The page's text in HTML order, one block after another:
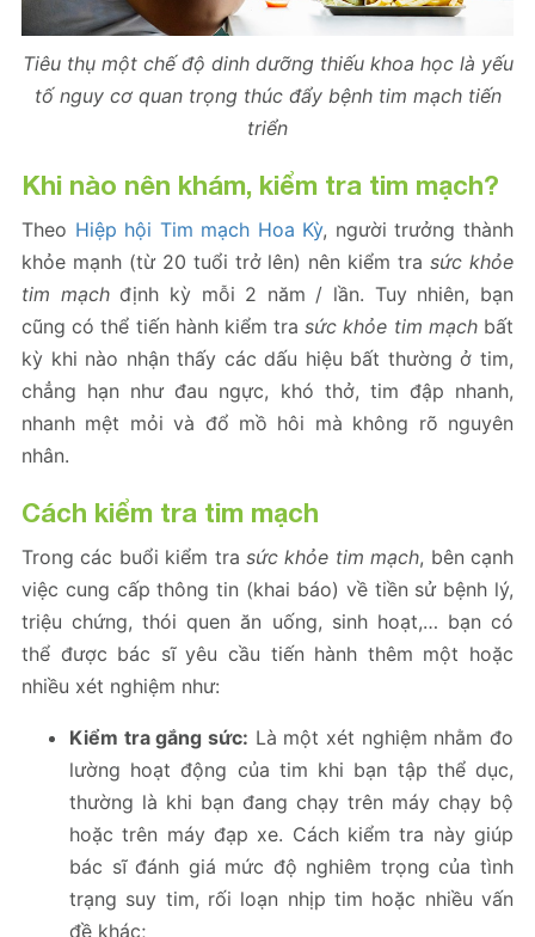
Tiêu thụ một chế độ dinh dưỡng thiếu khoa học là yếu
tố nguy cơ quan trọng thúc đẩy bệnh tim mạch tiến
triển
Khi nào nên khám, kiểm tra tim mạch?
Theo Hiệp hội Tim mạch Hoa Kỳ, người trưởng thành
khỏe mạnh (từ 20 tuổi trở lên) nên kiểm trasức khỏe
tim mạchđịnh kỳ mỗi 2 năm / lần. Tuy nhiên, bạn
cũng có thể tiến hành kiểm trasức khỏe tim mạchbất
kỳ khi nào nhận thấy các dấu hiệu bất thường ở tim,
chẳng hạn như đau ngực, khó thở, tim đập nhanh,
nhanh mệt mỏi và đổ mồ hôi mà không rõ nguyên
nhân.
Cách kiểm tra tim mạch
Trong các buổi kiểm tra sức khỏe tim mạch, bên cạnh
việc cung cấp thông tin (khai báo) về tiền sử bệnh lý,
triệu chứng, thói quen ăn uống, sinh hoạt,… bạn có
thể được bác sĩ yêu cầu tiến hành thêm một hoặc
nhiều xét nghiệm như:
Kiểm tra gắng sức: Là một xét nghiệm nhằm đo
lường hoạt động của tim khi bạn tập thể dục,
thường là khi bạn đang chạy trên máy chạy bộ
hoặc trên máy đạp xe. Cách kiểm tra này giúp
bác sĩ đánh giá mức độ nghiêm trọng của tình
trạng suy tim, rối loạn nhịp tim hoặc nhiều vấn
đề khác;